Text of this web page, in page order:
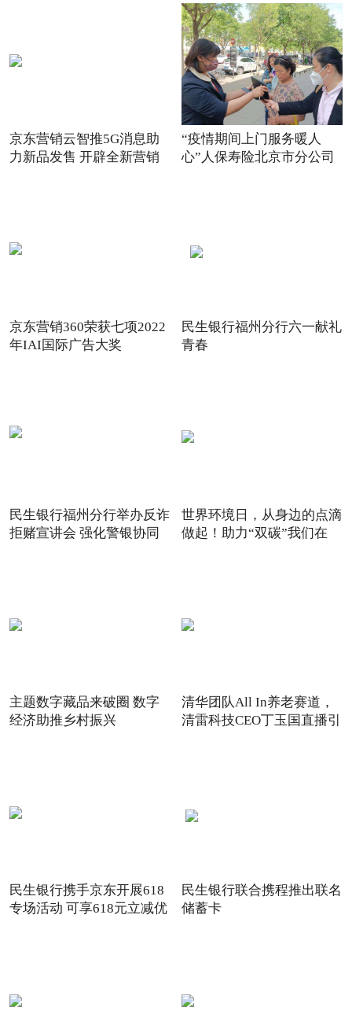
京东营销云智推5G消息助
力新品发售 开辟全新营销
“疫情期间上门服务暖人
心”人保寿险北京市分公司
京东营销360荣获七项2022
年IAI国际广告大奖
民生银行福州分行六一献礼
青春
民生银行福州分行举办反诈
拒赌宣讲会 强化警银协同
世界环境日，从身边的点滴
做起！助力“双碳”我们在
主题数字藏品来破圈 数字
经济助推乡村振兴
清华团队All In养老赛道，
清雷科技CEO丁玉国直播引
民生银行携手京东开展618
专场活动 可享618元立减优
民生银行联合携程推出联名
储蓄卡